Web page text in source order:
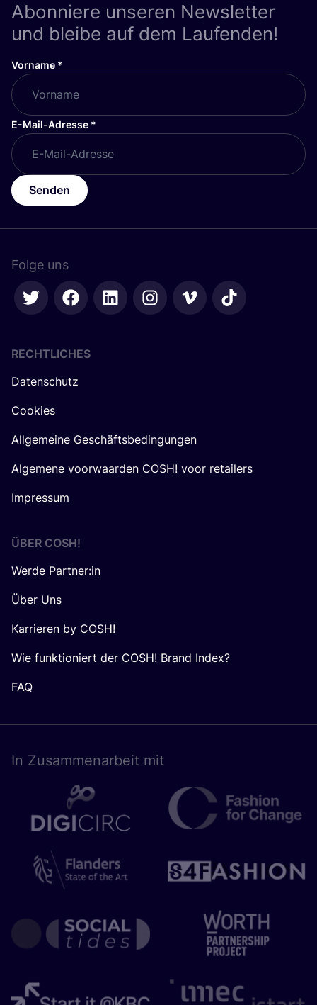
Abonniere unseren Newsletter
und bleibe auf dem Laufenden!
Vorname *
E-Mail-Adresse *
Senden
Folge uns
RECHTLICHES
Datenschutz
Cookies
Allgemeine Geschäftsbedingungen
Algemene voorwaarden COSH! voor retailers
Impressum
ÜBER COSH!
Werde Partner:in
Über Uns
Karrieren by COSH!
Wie funktioniert der COSH! Brand Index?
FAQ
In Zusam­men­ar­beit mit